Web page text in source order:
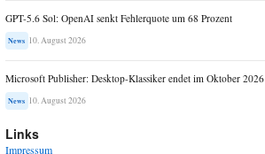
GPT-5.6 Sol: OpenAI senkt Fehlerquote um 68 Prozent
News 10. August 2026
Microsoft Publisher: Desktop-Klassiker endet im Oktober 2026
News 10. August 2026
Links
Impressum